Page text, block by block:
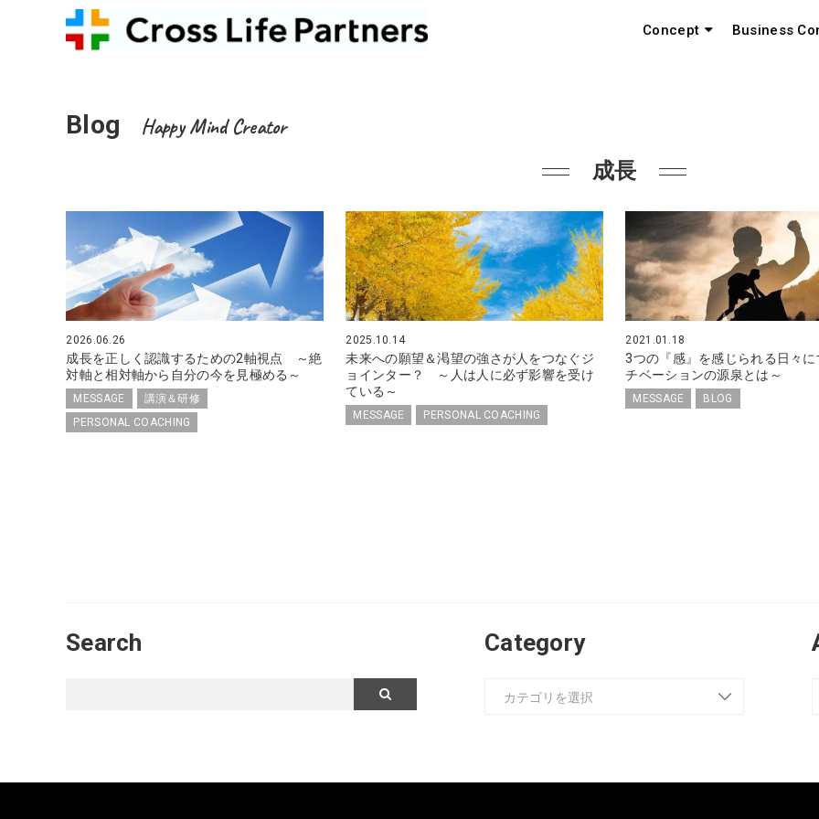
Concept Business
Blog Happy Mind Creator
成長
2026.06.26
成長を正しく認識するための2軸視点 ～絶
対軸と相対軸から自分の今を見極める～
MESSAGE
講演＆研修
PERSONAL COACHING
2025.10.14
未来への願望＆渇望の強さが人をつなぐジ
ョインター？ ～人は人に必ず影響を受け
ている～
MESSAGE PERSONAL COACHING
2021.01.18
3つの『感』を感じられる日々
チベーションの源泉とは～
MESSAGE BLOG
Search Category